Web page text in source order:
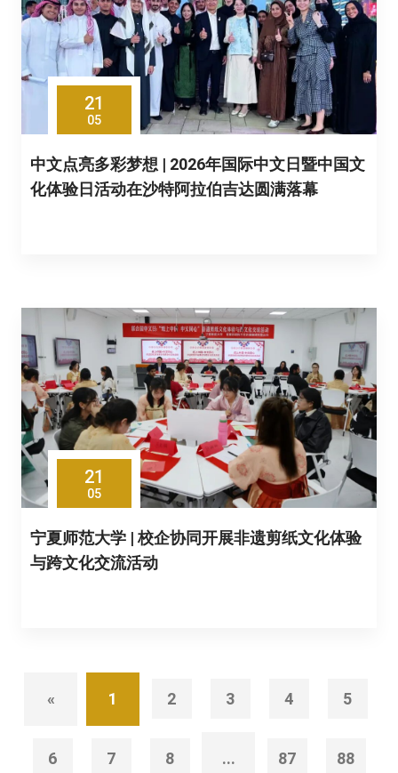
21
05
中文点亮多彩梦想 | 2026年国际中文日暨中国文
化体验日活动在沙特阿拉伯吉达圆满落幕
21
05
宁夏师范大学 | 校企协同开展非遗剪纸文化体验
与跨文化交流活动
« 1 2 3 4 5
6 7 8 ... 87 88